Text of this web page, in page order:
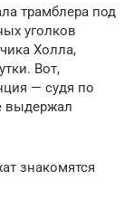
трамблера под
уголков
Холла,
Вот,
— судя по
выдержал
знакомятся